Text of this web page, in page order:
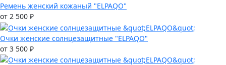
Ремень женский кожаный "ELPAQO"
от 2 500 ₽
Очки женские солнцезащитные "ELPAQO"
от 3 500 ₽